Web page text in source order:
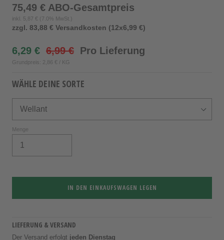
75,49 € ABO-Gesamtpreis
inkl. 5,87 € (7.0% MwSt.)
zzgl. 83,88 € Versandkosten (12x6,99 €)
6,29 € 6,99 € Pro Lieferung
Grundpreis: 2,86 € / KG
WÄHLE DEINE SORTE
Menge
IN DEN EINKAUFSWAGEN LEGEN
LIEFERUNG & VERSAND
Der Versand erfolgt jeden Dienstag